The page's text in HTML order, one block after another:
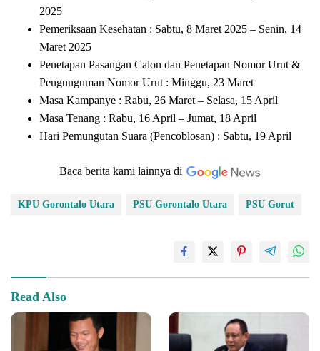
2025
Pemeriksaan Kesehatan : Sabtu, 8 Maret 2025 – Senin, 14
Maret 2025
Penetapan Pasangan Calon dan Penetapan Nomor Urut &
Pengunguman Nomor Urut : Minggu, 23 Maret
Masa Kampanye : Rabu, 26 Maret – Selasa, 15 April
Masa Tenang : Rabu, 16 April – Jumat, 18 April
Hari Pemungutan Suara (Pencoblosan) : Sabtu, 19 April
Baca berita kami lainnya di
KPU Gorontalo Utara PSU Gorontalo Utara PSU Gorut
Read Also